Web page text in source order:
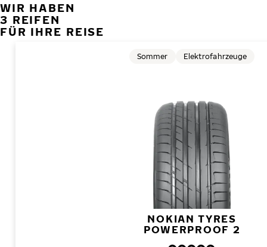
WIR HABEN
3 REIFEN
FÜR IHRE REISE
NOKIAN TYRES
POWERPROOF 2
Sommer Elektrofahrzeuge